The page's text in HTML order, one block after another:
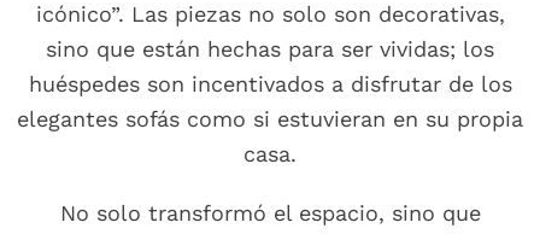
icónico”. Las piezas no solo son decorativas,
sino que están hechas para ser vividas; los
huéspedes son incentivados a disfrutar de los
elegantes sofás como si estuvieran en su propia
casa.
No solo transformó el espacio, sino que